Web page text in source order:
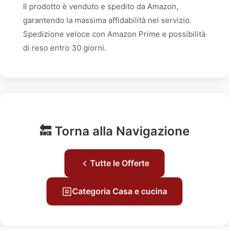
Il prodotto è venduto e spedito da Amazon,
garantendo la massima affidabilità nel servizio.
Spedizione veloce con Amazon Prime e possibilità
di reso entro 30 giorni.
🔙 Torna alla Navigazione
Tutte le Offerte
Categoria Casa e cucina